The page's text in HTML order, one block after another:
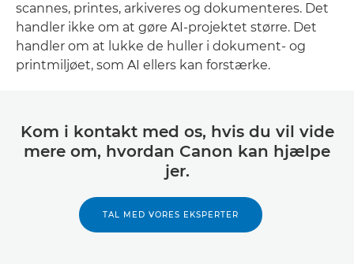
scannes, printes, arkiveres og dokumenteres. Det
handler ikke om at gøre AI-projektet større. Det
handler om at lukke de huller i dokument- og
printmiljøet, som AI ellers kan forstærke.
Kom i kontakt med os, hvis du vil vide
mere om, hvordan Canon kan hjælpe
jer.
TAL MED VORES EKSPERTER